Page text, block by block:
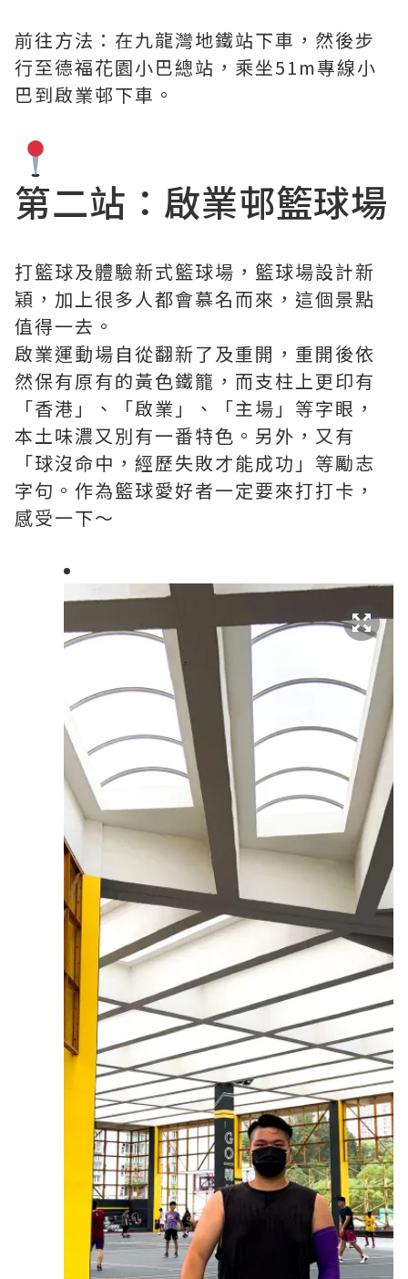
前往方法：在九龍灣地鐵站下車，然後步
行至德福花園小巴總站，乘坐51m專線小
巴到啟業邨下車。
第二站：啟業邨籃球場
打籃球及體驗新式籃球場，籃球場設計新
穎，加上很多人都會慕名而來，這個景點
值得一去。
啟業運動場自從翻新了及重開，重開後依
然保有原有的黃色鐵籠，而支柱上更印有
「香港」、「啟業」、「主場」等字眼，
本土味濃又別有一番特色。另外，又有
「球沒命中，經歷失敗才能成功」等勵志
字句。作為籃球愛好者一定要來打打卡，
感受一下～